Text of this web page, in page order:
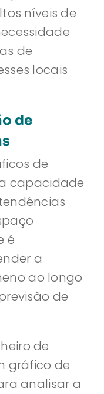
níveis de
de
locais
de
de
capacidade
é
a
ao longo
de
de
gráfico de
analisar a